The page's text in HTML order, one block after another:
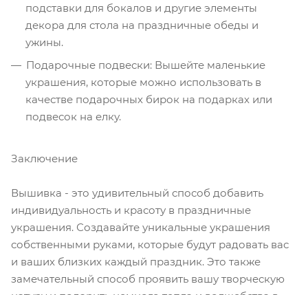
подставки для бокалов и другие элементы
декора для стола на праздничные обеды и
ужины.
Подарочные подвески: Вышейте маленькие
украшения, которые можно использовать в
качестве подарочных бирок на подарках или
подвесок на елку.
Заключение
Вышивка - это удивительный способ добавить
индивидуальность и красоту в праздничные
украшения. Создавайте уникальные украшения
собственными руками, которые будут радовать вас
и ваших близких каждый праздник. Это также
замечательный способ проявить вашу творческую